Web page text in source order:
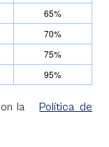
65%
70%
75%
95%
con laPolítica de